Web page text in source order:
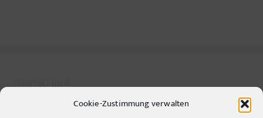
Cookie-Zustimmung verwalten